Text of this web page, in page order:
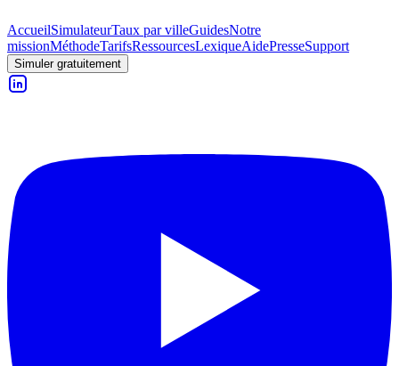
AccueilSimulateurTaux par villeGuidesNotre
missionMéthodeTarifsRessourcesLexiqueAidePresseSupport
Simuler gratuitement